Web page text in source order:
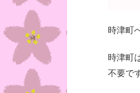
時津町
時津町
不要で